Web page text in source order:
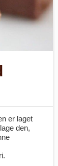
er laget
den,